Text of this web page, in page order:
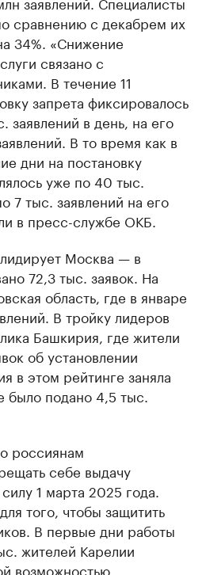
сравнению с декабрем их
34%. «Снижение
связано с
В течение 11
запрета фиксировалось
заявлений в день, на его
В то время как в
дни на постановку
уже по 40 тыс.
7 тыс. заявлений на его
в пресс-службе ОКБ.
Москва — в
72,3 тыс. заявок. На
область, где в январе
В тройку лидеров
Башкирия, где жители
об установлении
в этом рейтинге заняла
было подано 4,5 тыс.
россиянам
себе выдачу
1 марта 2025 года.
того, чтобы защитить
В первые дни работы
жителей Карелии
возможностью.